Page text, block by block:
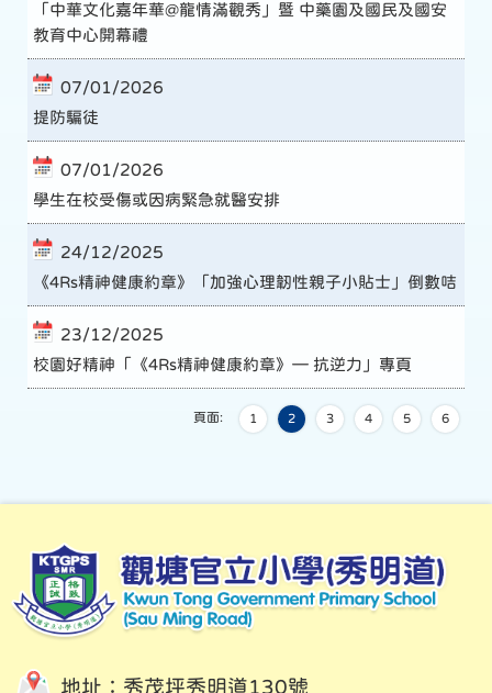
「中華文化嘉年華@龍情滿觀秀」暨 中藥園及國民及國安
教育中心開幕禮
07/01/2026
提防騙徒
07/01/2026
學生在校受傷或因病緊急就醫安排
24/12/2025
《4Rs精神健康約章》「加強心理韌性親子小貼士」倒數咭
23/12/2025
校園好精神「《4Rs精神健康約章》— 抗逆力」專頁
頁面: 1 2 3 4 5 6
地址：秀茂坪秀明道130號